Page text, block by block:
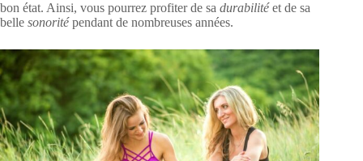
bon état. Ainsi, vous pourrez profiter de sa durabilitéet de sa
belle sonoritépendant de nombreuses années.